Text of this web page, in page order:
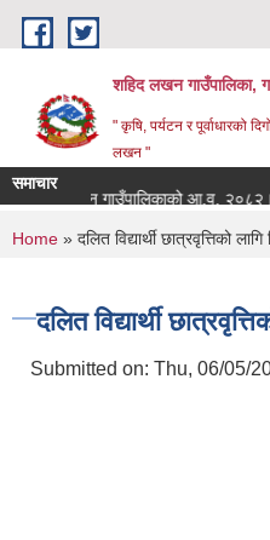
Skip to main content
शहिद लखन गाउँपालिका,
" कृषि, पर्यटन र पूर्वाधारको
लखन "
समाचार
शहिद लखन गाउँपालिकाको आ.व. २०८२।८३
You are here
Home » दलित विद्यार्थी छात्रवृत्तिको
दलित विद्यार्थी
Submitted on: Thu, 06/05/